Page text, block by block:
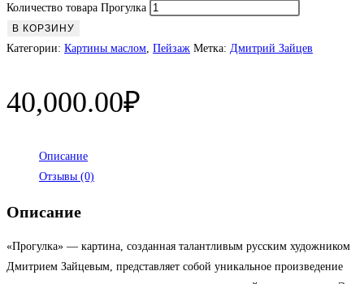
Количество товара Прогулка
В КОРЗИНУ
Категории: Картины маслом Пейзаж Метка: Дмитрий Зайцев
40,000.00₽
Описание
Отзывы (0)
Описание
«Прогулка» — картина, созданная талантливым русским художником
Дмитрием Зайцевым, представляет собой уникальное произведение